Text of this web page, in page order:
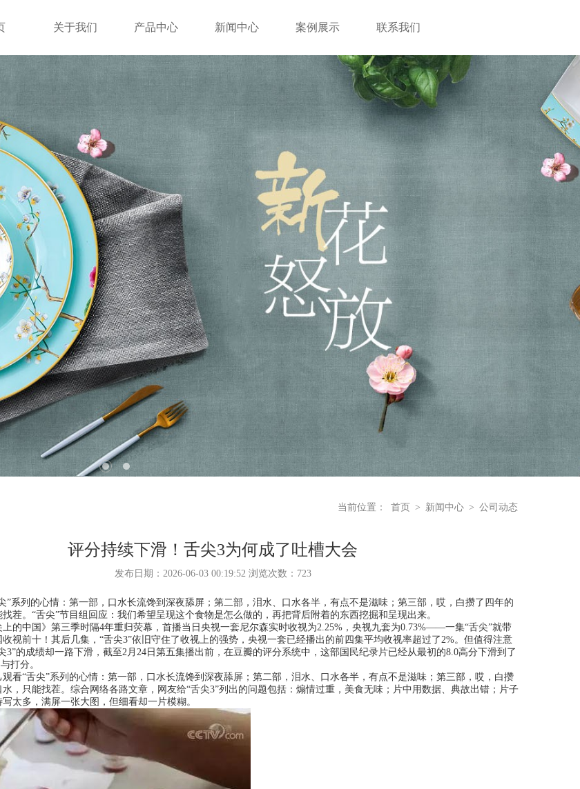
关于我们 产品中心 新闻中心 案例展示 联系我们
当前位置： 首页 > 新闻中心 > 公司动态
评分持续下滑！舌尖3为何成了吐槽大会
发布日期：2026-06-03 00:19:52 浏览次数： 723
列的心情：第一部，口水长流馋到深夜舔屏；第二部，泪水、口水各半，有点不是滋味；第三部，哎，白攒了四年的
茬。“舌尖”节目组回应：我们希望呈现这个食物是怎么做的，再把背后附着的东西挖掘和呈现出来。
中国》第三季时隔4年重归荧幕，首播当日央视一套尼尔森实时收视为2.25%，央视九套为0.73%——一集“舌尖”就带
视前十！其后几集，“舌尖3”依旧守住了收视上的强势，央视一套已经播出的前四集平均收视率超过了2%。但值得注意
3”的成绩却一路下滑，截至2月24日第五集播出前，在豆瓣的评分系统中，这部国民纪录片已经从最初的8.0高分下滑到了
打分。
“舌尖”系列的心情：第一部，口水长流馋到深夜舔屏；第二部，泪水、口水各半，有点不是滋味；第三部，哎，白攒
，只能找茬。综合网络各路文章，网友给“舌尖3”列出的问题包括：煽情过重，美食无味；片中用数据、典故出错；片子
太多，满屏一张大图，但细看却一片模糊。